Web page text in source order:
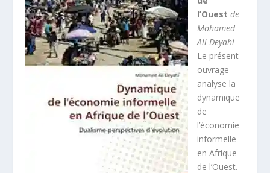
l’Ouestde
Mohamed
Ali Deyahi
Le présent
ouvrage
analyse la
dynamique
de
l’économie
informelle
en Afrique
de l’Ouest.